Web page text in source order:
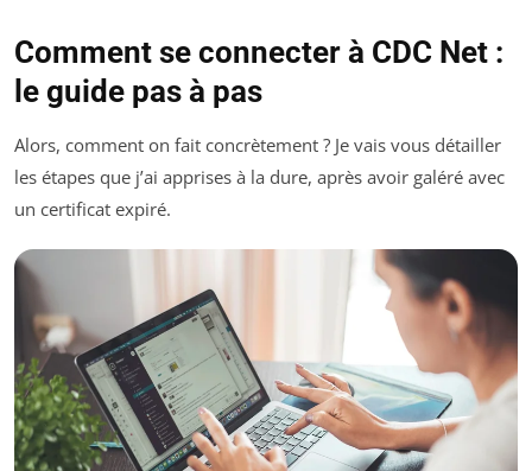
Comment se connecter à CDC Net :
le guide pas à pas
Alors, comment on fait concrètement ? Je vais vous détailler
les étapes que j’ai apprises à la dure, après avoir galéré avec
un certificat expiré.